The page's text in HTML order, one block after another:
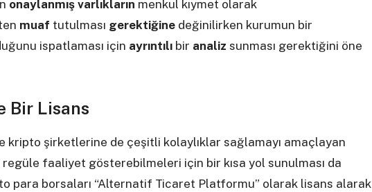
onaylanmış varlıkların menkul kıymet olarak
muaf tutulması gerektiğine değinilirken kurumun bir
ispatlaması için ayrıntılı bir analiz sunması gerektiğini öne
Bir Lisans
kripto şirketlerine de çeşitli kolaylıklar sağlamayı amaçlayan
regüle faaliyet gösterebilmeleri için bir kısa yol sunulması da
para borsaları “Alternatif Ticaret Platformu” olarak lisans alarak